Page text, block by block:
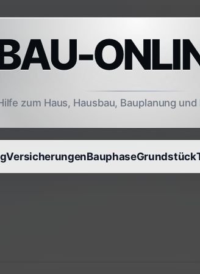
zum Haus, Hausbau, Bauplanung
VersicherungenBauphaseGrundstück